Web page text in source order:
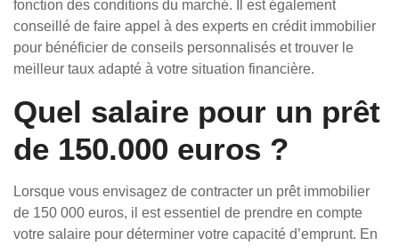
fonction des conditions du marché. Il est également
conseillé de faire appel à des experts en crédit immobilier
pour bénéficier de conseils personnalisés et trouver le
meilleur taux adapté à votre situation financière.
Quel salaire pour un prêt
de 150.000 euros ?
Lorsque vous envisagez de contracter un prêt immobilier
de 150 000 euros, il est essentiel de prendre en compte
votre salaire pour déterminer votre capacité d’emprunt. En